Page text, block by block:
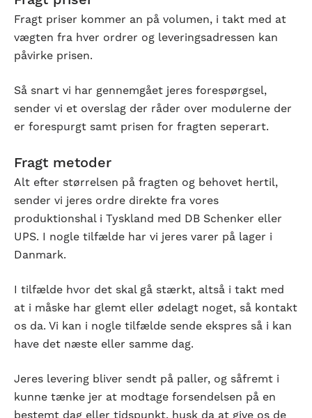
Fragt priser kommer an på volumen, i takt med at
vægten fra hver ordrer og leveringsadressen kan
påvirke prisen.
Så snart vi har gennemgået jeres forespørgsel,
sender vi et overslag der råder over modulerne der
er forespurgt samt prisen for fragten seperart.
Fragt metoder
Alt efter størrelsen på fragten og behovet hertil,
sender vi jeres ordre direkte fra vores
produktionshal i Tyskland med DB Schenker eller
UPS. I nogle tilfælde har vi jeres varer på lager i
Danmark.
I tilfælde hvor det skal gå stærkt, altså i takt med
at i måske har glemt eller ødelagt noget, så kontakt
os da. Vi kan i nogle tilfælde sende ekspres så i kan
have det næste eller samme dag.
Jeres levering bliver sendt på paller, og såfremt i
kunne tænke jer at modtage forsendelsen på en
bestemt dag eller tidspunkt, husk da at give os de